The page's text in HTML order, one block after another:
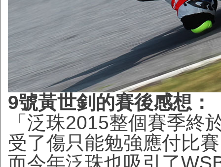
9號黃世釗的賽後感想：
「泛珠2015整個賽季終
受了傷只能勉強應付比
而今年泛珠也吸引了